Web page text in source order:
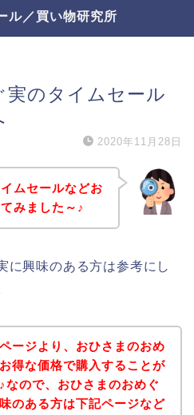
ル／買い物研究所
のタイムセール
2020年11月28日
ムセールなどお
みました～♪
に興味のある方は参考にし
ージより、おひさまのおめ
得な価格で購入することが
なので、おひさまのおめぐ
のある方は下記ページなど